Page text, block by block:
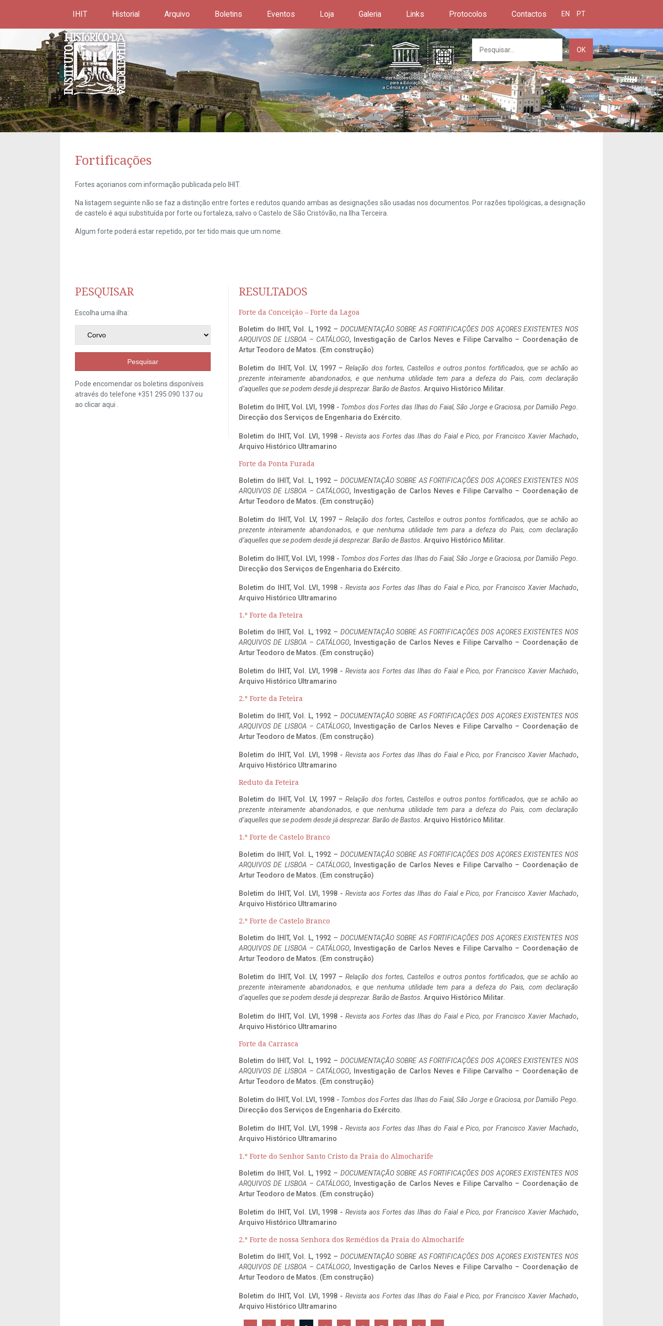
IHIT Historial Arquivo Boletins Eventos Loja Galeria Links Protocolos Contactos EN PT
OK
Fortificações
Fortes açorianos com informação publicada pelo IHIT.
Na listagem seguinte não se faz a distinção entre fortes e redutos quando ambas as designações são usadas nos documentos. Por razões tipológicas, a designação
de castelo é aqui substituída por forte ou fortaleza, salvo o Castelo de São Cristóvão, na Ilha Terceira.
Algum forte poderá estar repetido, por ter tido mais que um nome.
PESQUISAR
Escolha uma ilha:
Pesquisar
Pode encomendar os boletins disponíveis
através do telefone +351 295 090 137 ou
ao clicaraqui
RESULTADOS
Forte da Conceição – Forte da Lagoa
Boletim do IHIT, Vol. L, 1992 – DOCUMENTAÇÃO SOBRE AS FORTIFICAÇÕES DOS AÇORES EXISTENTES NOS
ARQUIVOS DE LISBOA – CATÁLOGO, Investigação de Carlos Neves e Filipe Carvalho – Coordenação de
Artur Teodoro de Matos. (Em construção)
Boletim do IHIT, Vol. LV, 1997 –Relação dos fortes, Castellos e outros pontos fortificados, que se achão ao
prezente inteiramente abandonados, e que nenhuma utilidade tem para a defeza do Pais, com declaração
d’aquelles que se podem desde já desprezar. Barão de Bastos. Arquivo Histórico Militar.
Boletim do IHIT, Vol. LVI, 1998 - Tombos dos Fortes das Ilhas do Faial, São Jorge e Graciosa, por Damião Pego.
Direcção dos Serviços de Engenharia do Exército.
Boletim do IHIT, Vol. LVI, 1998 -Revista aos Fortes das Ilhas do Faial e Pico, por Francisco Xavier Machado,
Arquivo Histórico Ultramarino
Forte da Ponta Furada
Boletim do IHIT, Vol. L, 1992 – DOCUMENTAÇÃO SOBRE AS FORTIFICAÇÕES DOS AÇORES EXISTENTES NOS
ARQUIVOS DE LISBOA – CATÁLOGO, Investigação de Carlos Neves e Filipe Carvalho – Coordenação de
Artur Teodoro de Matos. (Em construção)
Boletim do IHIT, Vol. LV, 1997 –Relação dos fortes, Castellos e outros pontos fortificados, que se achão ao
prezente inteiramente abandonados, e que nenhuma utilidade tem para a defeza do Pais, com declaração
d’aquelles que se podem desde já desprezar. Barão de Bastos. Arquivo Histórico Militar.
Boletim do IHIT, Vol. LVI, 1998 - Tombos dos Fortes das Ilhas do Faial, São Jorge e Graciosa, por Damião Pego.
Direcção dos Serviços de Engenharia do Exército.
Boletim do IHIT, Vol. LVI, 1998 -Revista aos Fortes das Ilhas do Faial e Pico, por Francisco Xavier Machado,
Arquivo Histórico Ultramarino
1.º Forte da Feteira
Boletim do IHIT, Vol. L, 1992 – DOCUMENTAÇÃO SOBRE AS FORTIFICAÇÕES DOS AÇORES EXISTENTES NOS
ARQUIVOS DE LISBOA – CATÁLOGO, Investigação de Carlos Neves e Filipe Carvalho – Coordenação de
Artur Teodoro de Matos. (Em construção)
Boletim do IHIT, Vol. LVI, 1998 -Revista aos Fortes das Ilhas do Faial e Pico, por Francisco Xavier Machado,
Arquivo Histórico Ultramarino
2.º Forte da Feteira
Boletim do IHIT, Vol. L, 1992 – DOCUMENTAÇÃO SOBRE AS FORTIFICAÇÕES DOS AÇORES EXISTENTES NOS
ARQUIVOS DE LISBOA – CATÁLOGO, Investigação de Carlos Neves e Filipe Carvalho – Coordenação de
Artur Teodoro de Matos. (Em construção)
Boletim do IHIT, Vol. LVI, 1998 -Revista aos Fortes das Ilhas do Faial e Pico, por Francisco Xavier Machado,
Arquivo Histórico Ultramarino
Reduto da Feteira
Boletim do IHIT, Vol. LV, 1997 –Relação dos fortes, Castellos e outros pontos fortificados, que se achão ao
prezente inteiramente abandonados, e que nenhuma utilidade tem para a defeza do Pais, com declaração
d’aquelles que se podem desde já desprezar. Barão de Bastos. Arquivo Histórico Militar.
1.º Forte de Castelo Branco
Boletim do IHIT, Vol. L, 1992 – DOCUMENTAÇÃO SOBRE AS FORTIFICAÇÕES DOS AÇORES EXISTENTES NOS
ARQUIVOS DE LISBOA – CATÁLOGO, Investigação de Carlos Neves e Filipe Carvalho – Coordenação de
Artur Teodoro de Matos. (Em construção)
Boletim do IHIT, Vol. LVI, 1998 -Revista aos Fortes das Ilhas do Faial e Pico, por Francisco Xavier Machado,
Arquivo Histórico Ultramarino
2.º Forte de Castelo Branco
Boletim do IHIT, Vol. L, 1992 – DOCUMENTAÇÃO SOBRE AS FORTIFICAÇÕES DOS AÇORES EXISTENTES NOS
ARQUIVOS DE LISBOA – CATÁLOGO, Investigação de Carlos Neves e Filipe Carvalho – Coordenação de
Artur Teodoro de Matos. (Em construção)
Boletim do IHIT, Vol. LV, 1997 –Relação dos fortes, Castellos e outros pontos fortificados, que se achão ao
prezente inteiramente abandonados, e que nenhuma utilidade tem para a defeza do Pais, com declaração
d’aquelles que se podem desde já desprezar. Barão de Bastos. Arquivo Histórico Militar.
Boletim do IHIT, Vol. LVI, 1998 -Revista aos Fortes das Ilhas do Faial e Pico, por Francisco Xavier Machado,
Arquivo Histórico Ultramarino
Forte da Carrasca
Boletim do IHIT, Vol. L, 1992 – DOCUMENTAÇÃO SOBRE AS FORTIFICAÇÕES DOS AÇORES EXISTENTES NOS
ARQUIVOS DE LISBOA – CATÁLOGO, Investigação de Carlos Neves e Filipe Carvalho – Coordenação de
Artur Teodoro de Matos. (Em construção)
Boletim do IHIT, Vol. LVI, 1998 - Tombos dos Fortes das Ilhas do Faial, São Jorge e Graciosa, por Damião Pego.
Direcção dos Serviços de Engenharia do Exército.
Boletim do IHIT, Vol. LVI, 1998 -Revista aos Fortes das Ilhas do Faial e Pico, por Francisco Xavier Machado,
Arquivo Histórico Ultramarino
1.º Forte do Senhor Santo Cristo da Praia do Almocharife
Boletim do IHIT, Vol. L, 1992 – DOCUMENTAÇÃO SOBRE AS FORTIFICAÇÕES DOS AÇORES EXISTENTES NOS
ARQUIVOS DE LISBOA – CATÁLOGO, Investigação de Carlos Neves e Filipe Carvalho – Coordenação de
Artur Teodoro de Matos. (Em construção)
Boletim do IHIT, Vol. LVI, 1998 -Revista aos Fortes das Ilhas do Faial e Pico, por Francisco Xavier Machado,
Arquivo Histórico Ultramarino
2.º Forte de nossa Senhora dos Remédios da Praia do Almocharife
Boletim do IHIT, Vol. L, 1992 – DOCUMENTAÇÃO SOBRE AS FORTIFICAÇÕES DOS AÇORES EXISTENTES NOS
ARQUIVOS DE LISBOA – CATÁLOGO, Investigação de Carlos Neves e Filipe Carvalho – Coordenação de
Artur Teodoro de Matos. (Em construção)
Boletim do IHIT, Vol. LVI, 1998 -Revista aos Fortes das Ilhas do Faial e Pico, por Francisco Xavier Machado,
Arquivo Histórico Ultramarino